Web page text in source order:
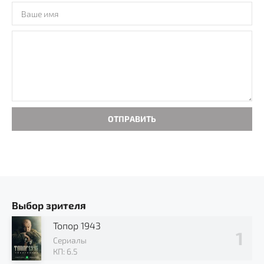
ОТПРАВИТЬ
Выбор зрителя
Топор 1943
Сериалы
КП: 6.5